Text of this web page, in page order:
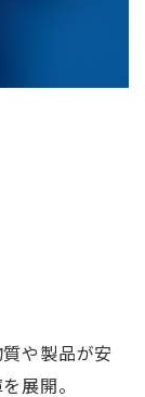
や製品が安
展開。